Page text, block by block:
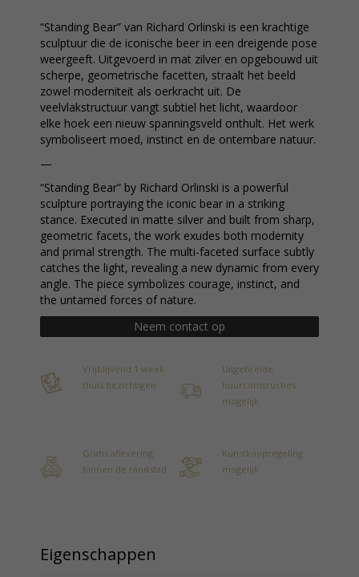
“Standing Bear” van Richard Orlinski is een krachtige
sculptuur die de iconische beer in een dreigende pose
weergeeft. Uitgevoerd in mat zilver en opgebouwd uit
scherpe, geometrische facetten, straalt het beeld
zowel moderniteit als oerkracht uit. De
veelvlakstructuur vangt subtiel het licht, waardoor
elke hoek een nieuw spanningsveld onthult. Het werk
symboliseert moed, instinct en de ontembare natuur.
—
“Standing Bear” by Richard Orlinski is a powerful
sculpture portraying the iconic bear in a striking
stance. Executed in matte silver and built from sharp,
geometric facets, the work exudes both modernity
and primal strength. The multi-faceted surface subtly
catches the light, revealing a new dynamic from every
angle. The piece symbolizes courage, instinct, and
the untamed forces of nature.
Neem contact op
Vrijblijvend 1 week
thuis bezichtigen
Uitgebreide
huurconstructies
mogelijk
Gratis aflevering
binnen de randstad
Kunstkoopregeling
mogelijk
Eigenschappen